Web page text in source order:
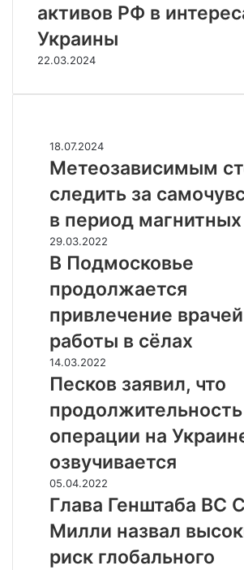
активов РФ в
Украины
22.03.2024
М
е
е
о
а
в
и
с
и
ы
м
о
и
с
л
е
д
и
т
18.07.2024
Метеозависимым
следить за
в период
В
П
м
с
к
о
в
ь
п
р
о
д
о
л
а
29.03.2022
В Подмосковье
продолжается
привлечение
работы в сёлах
П
е
о
в
з
а
я
в
и
,
14.03.2022
Песков заявил, что
продолжительность
операции на
озвучивается
Г
л
в
а
05.04.2022
Глава Генштаба ВС
Милли назвал
риск глобального